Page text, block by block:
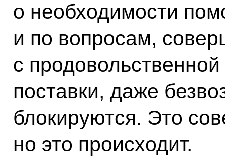
о необходимости
и по вопросам,
с
поставки, даже
блокируются. Это
но это происходит.